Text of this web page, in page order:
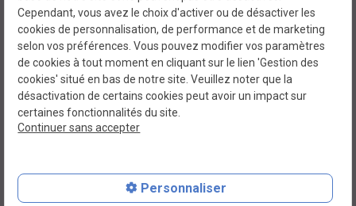
Mentions
légales
Politique de
confidentialité
cookies
Siret :75299011900014
Cependant, vous avez le choix d'activer ou de désactiver les
cookies de personnalisation, de performance et de marketing
selon vos préférences. Vous pouvez modifier vos paramètres
de cookies à tout moment en cliquant sur le lien 'Gestion des
cookies' situé en bas de notre site. Veuillez noter que la
désactivation de certains cookies peut avoir un impact sur
certaines fonctionnalités du site.
Continuer sans accepter
Personnaliser